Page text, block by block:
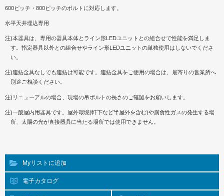
600ピッチ・800ピッチのボルトに対応します。
水平天井埋込専用
注)本器具は、専用の器具本体とライン形LEDユニットとの組合せで性能を満足しま
す。指定器具以外との組合せやライン形LEDユニットの単独使用はしないでくださ
い。
注)連結金具なしでも連結は可能です。連結金具をご使用の場合は、最寄りの営業所へ
別途ご相談ください。
注)リニューアルの場合、現場の吊ボルトの長さのご確認をお願いします。
注)一般屋内用器具です。屋外環境(軒下など半屋外を含む)や腐食性ガスの発生する場
所、太陽の光が直接器具に当たる場所では使用できません。
Myリストに追加
電子カタログ